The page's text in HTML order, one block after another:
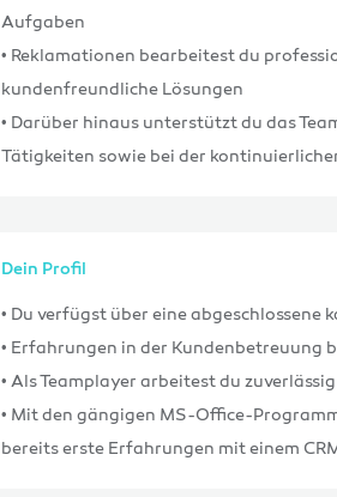
Aufgaben
• Reklamationen bearbeitest du
kundenfreundliche Lösungen
• Darüber hinaus unterstützt du das
Tätigkeiten sowie bei der
Dein Profil
• Du verfügst über eine
• Erfahrungen in der Kundenbetreuung
• Als Teamplayer arbeitest du
• Mit den gängigen MS-Office-
bereits erste Erfahrungen mit einem